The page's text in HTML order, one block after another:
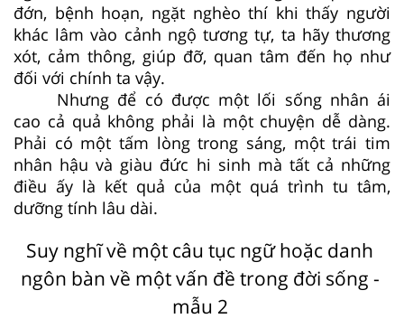
đớn, bệnh hoạn, ngặt nghèo thí khi thấy người
khác lâm vào cảnh ngộ tương tự, ta hãy thương
xót, cảm thông, giúp đỡ, quan tâm đến họ như
đối với chính ta vậy.
Nhưng để có được một lối sống nhân ái
cao cả quả không phải là một chuyện dễ dàng.
Phải có một tấm lòng trong sáng, một trái tim
nhân hậu và giàu đức hi sinh mà tất cả những
điều ấy là kết quả của một quá trình tu tâm,
dưỡng tính lâu dài.
Suy nghĩ về một câu tục ngữ hoặc danh
ngôn bàn về một vấn đề trong đời sống -
mẫu 2